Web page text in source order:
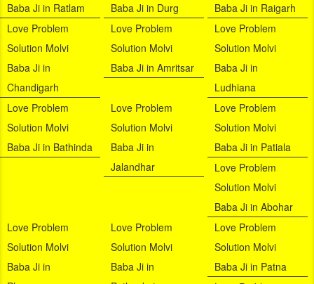
Baba Ji in Ratlam
Baba Ji in Durg
Baba Ji in Raigarh
Love Problem
Solution Molvi
Baba Ji in
Chandigarh
Love Problem
Solution Molvi
Baba Ji in Amritsar
Love Problem
Solution Molvi
Baba Ji in
Ludhiana
Love Problem
Solution Molvi
Baba Ji in Bathinda
Love Problem
Solution Molvi
Baba Ji in
Jalandhar
Love Problem
Solution Molvi
Baba Ji in Patiala
Love Problem
Solution Molvi
Baba Ji in Abohar
Love Problem
Solution Molvi
Baba Ji in
Love Problem
Solution Molvi
Baba Ji in
Love Problem
Solution Molvi
Baba Ji in Patna